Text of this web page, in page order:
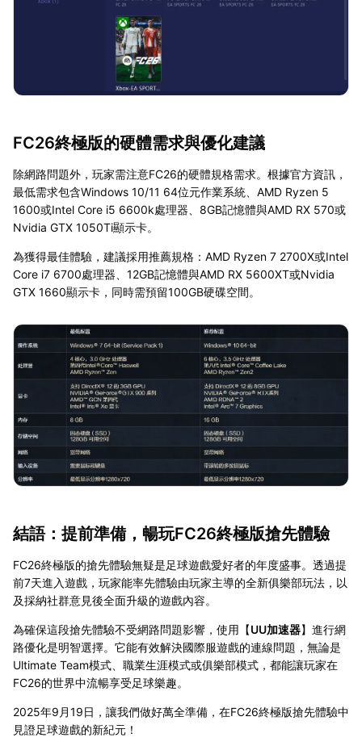
FC26終極版的硬體需求與優化建議
除網路問題外，玩家需注意FC26的硬體規格需求。根據官方資訊，
最低需求包含Windows 10/11 64位元作業系統、AMD Ryzen 5
1600或Intel Core i5 6600k處理器、8GB記憶體與AMD RX 570或
Nvidia GTX 1050Ti顯示卡。
為獲得最佳體驗，建議採用推薦規格：AMD Ryzen 7 2700X或Intel
Core i7 6700處理器、12GB記憶體與AMD RX 5600XT或Nvidia
GTX 1660顯示卡，同時需預留100GB硬碟空間。
結語：提前準備，暢玩FC26終極版搶先體驗
FC26終極版的搶先體驗無疑是足球遊戲愛好者的年度盛事。透過提
前7天進入遊戲，玩家能率先體驗由玩家主導的全新俱樂部玩法，以
及採納社群意見後全面升級的遊戲內容。
為確保這段搶先體驗不受網路問題影響，使用【UU加速器】進行網
路優化是明智選擇。它能有效解決國際服遊戲的連線問題，無論是
Ultimate Team模式、職業生涯模式或俱樂部模式，都能讓玩家在
FC26的世界中流暢享受足球樂趣。
2025年9月19日，讓我們做好萬全準備，在FC26終極版搶先體驗中
見證足球遊戲的新紀元！